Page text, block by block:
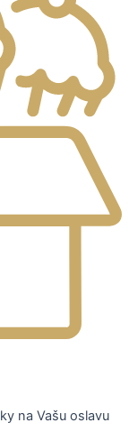
na Vašu oslavu